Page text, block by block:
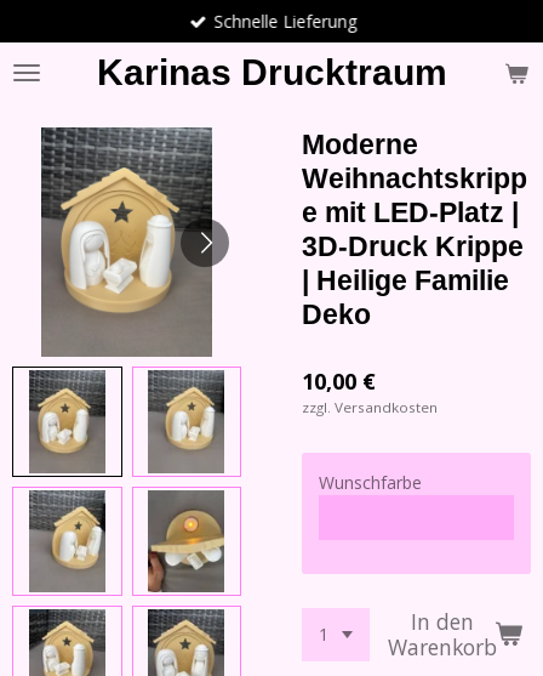
Hauptinhalt
springen
Karinas Drucktraum
Schnelle Lieferung
Moderne
Weihnachtskripp
e mit LED-Platz |
3D-Druck Krippe
| Heilige Familie
Deko
10,00 €
zzgl. Versandkosten
Wunschfarbe
In den
Warenkorb